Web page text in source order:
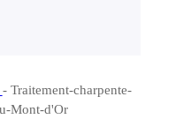
- Traitement-charpente-
Mont-d'Or